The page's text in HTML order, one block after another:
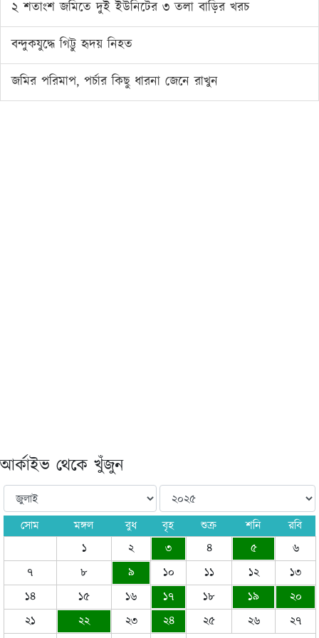
২ শতাংশ জমিতে দুই ইউনিটের ৩ তলা বাড়ির খরচ
বন্দুকযুদ্ধে গিট্টু হৃদয় নিহত
জমির পরিমাপ, পর্চার কিছু ধারনা জেনে রাখুন
আর্কাইভ থেকে খুঁজুন
সোম মঙ্গল বুধ বৃহ শুক্র শনি
রবি
১
২ ৩ ৪ ৫
৬
৭
৮ ৯ ১০ ১১ ১২
১৩
১৪
১৫ ১৬ ১৭ ১৮ ১৯
২০
২১
২২ ২৩ ২৪ ২৫ ২৬
২৭